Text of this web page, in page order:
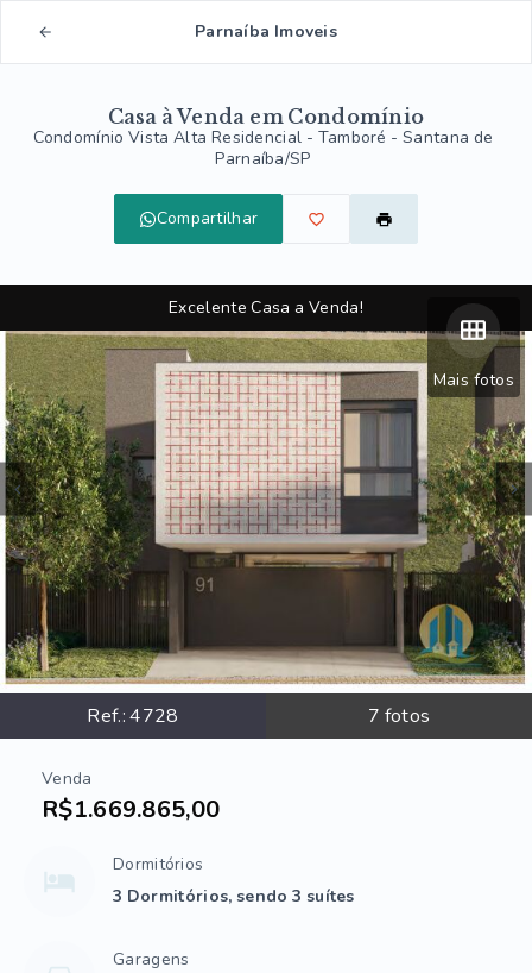
Parnaíba Imoveis
Casa à Venda em Condomínio
Condomínio Vista Alta Residencial - Tamboré - Santana de
Parnaíba/SP
Compartilhar
Mais fotos
Ref.:4728 7 fotos
Excelente Casa a Venda!
Venda
R$1.669.865,00
Dormitórios
3 Dormitórios, sendo 3 suítes
Garagens